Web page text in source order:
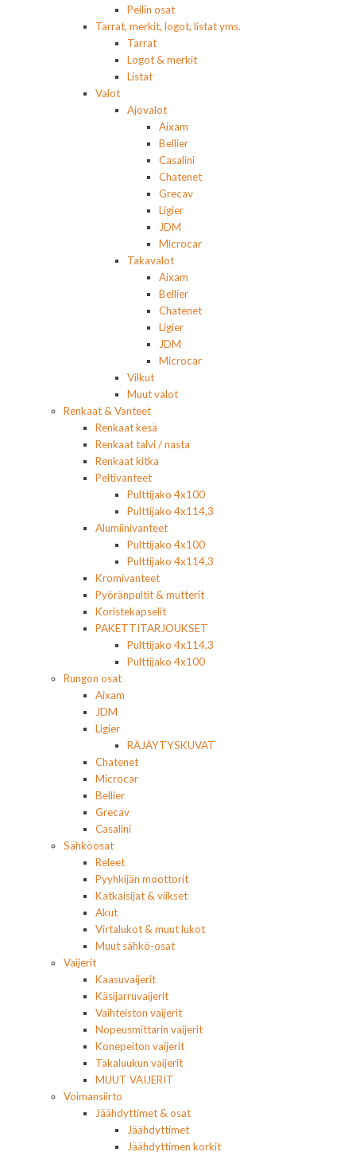
Peilin osat
Tarrat, merkit, logot, listat yms.
Tarrat
Logot & merkit
Listat
Valot
Ajovalot
Aixam
Bellier
Casalini
Chatenet
Grecav
Ligier
JDM
Microcar
Takavalot
Aixam
Bellier
Chatenet
Ligier
JDM
Microcar
Vilkut
Muut valot
Renkaat & Vanteet
Renkaat kesä
Renkaat talvi / nasta
Renkaat kitka
Peltivanteet
Pulttijako 4x100
Pulttijako 4x114,3
Alumiinivanteet
Pulttijako 4x100
Pulttijako 4x114,3
Kromivanteet
Pyöränpultit & mutterit
Koristekapselit
PAKETTITARJOUKSET
Pulttijako 4x114,3
Pulttijako 4x100
Rungon osat
Aixam
JDM
Ligier
RÄJÄYTYSKUVAT
Chatenet
Microcar
Bellier
Grecav
Casalini
Sähköosat
Releet
Pyyhkijän moottorit
Katkaisijat & viikset
Akut
Virtalukot & muut lukot
Muut sähkö-osat
Vaijerit
Kaasuvaijerit
Käsijarruvaijerit
Vaihteiston vaijerit
Nopeusmittarin vaijerit
Konepeiton vaijerit
Takaluukun vaijerit
MUUT VAIJERIT
Voimansiirto
Jäähdyttimet & osat
Jäähdyttimet
Jäähdyttimen korkit